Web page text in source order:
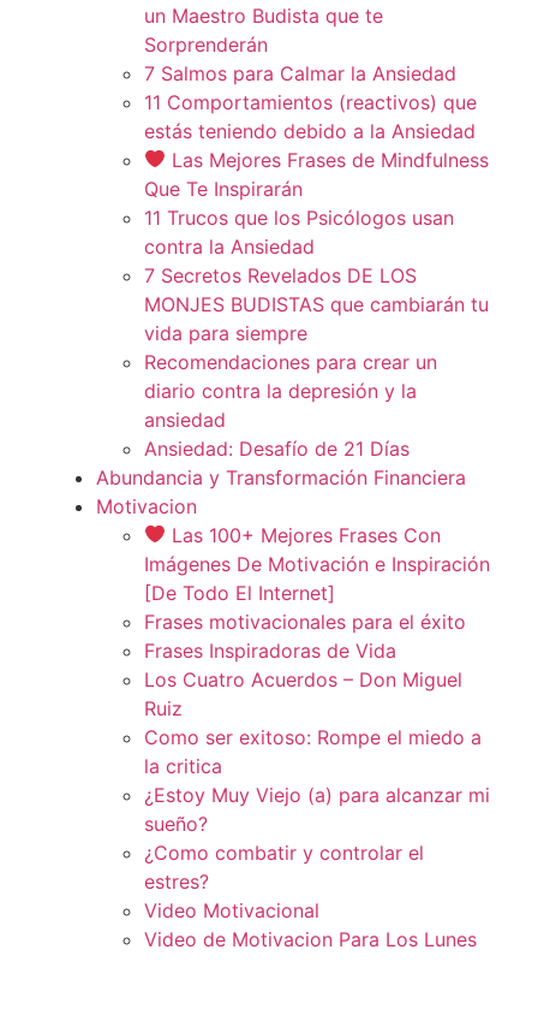
un Maestro Budista que te
Sorprenderán
7 Salmos para Calmar la Ansiedad
11 Comportamientos (reactivos) que
estás teniendo debido a la Ansiedad
Las Mejores Frases de Mindfulness
Que Te Inspirarán
11 Trucos que los Psicólogos usan
contra la Ansiedad
7 Secretos Revelados DE LOS
MONJES BUDISTAS que cambiarán tu
vida para siempre
Recomendaciones para crear un
diario contra la depresión y la
ansiedad
Ansiedad: Desafío de 21 Días
Abundancia y Transformación Financiera
Motivacion
Las 100+ Mejores Frases Con
Imágenes De Motivación e Inspiración
[De Todo El Internet]
Frases motivacionales para el éxito
Frases Inspiradoras de Vida
Los Cuatro Acuerdos – Don Miguel
Ruiz
Como ser exitoso: Rompe el miedo a
la critica
¿Estoy Muy Viejo (a) para alcanzar mi
sueño?
¿Como combatir y controlar el
estres?
Video Motivacional
Video de Motivacion Para Los Lunes